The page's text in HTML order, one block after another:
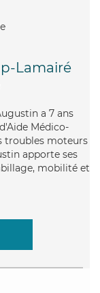
Lamairé
a 7 ans
Médico-
troubles moteurs
apporte ses
mobilité et